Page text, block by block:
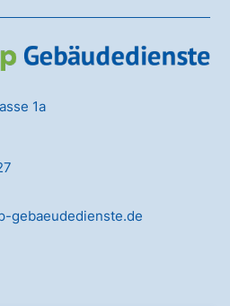
1a
gebaeudedienste.de